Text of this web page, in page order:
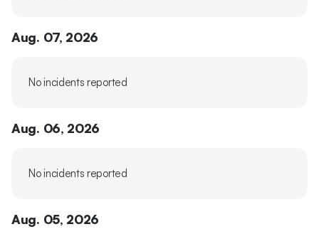
Aug. 07, 2026
No incidents reported
Aug. 06, 2026
No incidents reported
Aug. 05, 2026